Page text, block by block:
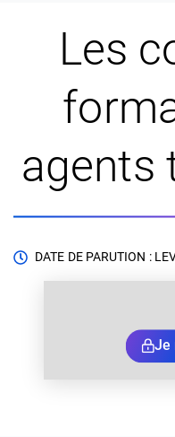
Les
agents
DATE DE PARUTION : LE
Je